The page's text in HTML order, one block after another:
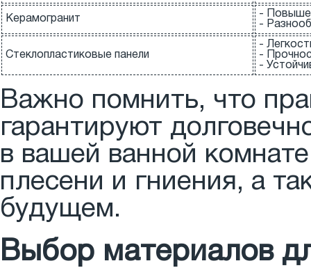
Керамогранит
-
-
Стеклопластиковые панели
-
-
-
Важно помнить, что
гарантируют
в вашей ванной
плесени и гниения, а
будущем.
Выбор материалов